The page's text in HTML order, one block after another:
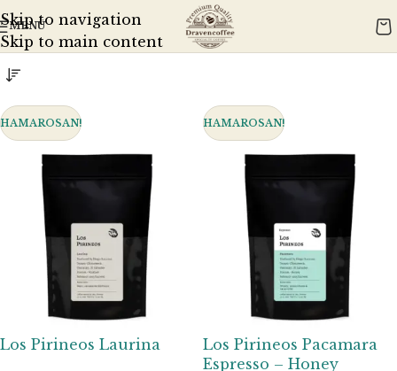
Skip to navigation
Skip to main content
MENÜ
Kezdőlap Országok és Régiók Közép-Amerika
Mind a(z) 2 találat megjelenítve
HAMAROSAN!
Los Pirineos Laurina
HAMAROSAN!
Los Pirineos Pacamara
Espresso – Honey